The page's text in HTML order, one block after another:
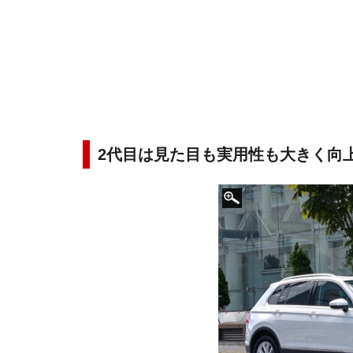
2代目は見た目も実用性も大きく向